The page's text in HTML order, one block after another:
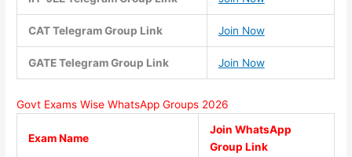
CAT Telegram Group Link Join Now
GATE Telegram Group Link Join Now
Govt Exams Wise WhatsApp Groups 2026
Exam Name
Join WhatsApp
Group Link